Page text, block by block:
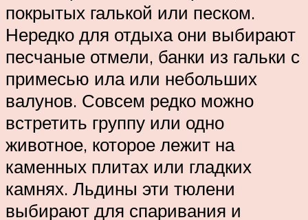
покрытых галькой или песком.
Нередко для отдыха они выбирают
песчаные отмели, банки из гальки с
примесью ила или небольших
валунов. Совсем редко можно
встретить группу или одно
животное, которое лежит на
каменных плитах или гладких
камнях. Льдины эти тюлени
выбирают для спаривания и